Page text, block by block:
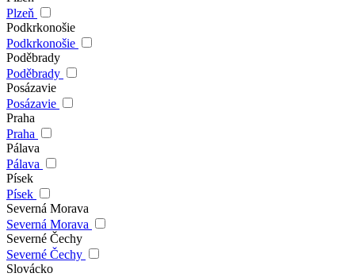
Plzeň
Podkrkonošie
Podkrkonošie
Poděbrady
Poděbrady
Posázavie
Posázavie
Praha
Praha
Pálava
Pálava
Písek
Písek
Severná Morava
Severná Morava
Severné Čechy
Severné Čechy
Slovácko